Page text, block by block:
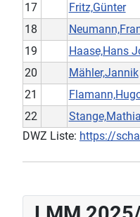
17
Fritz,Günter
18
19
Haase,Hans
20
Mähler,Jannik
21
22
DWZ Liste: https://